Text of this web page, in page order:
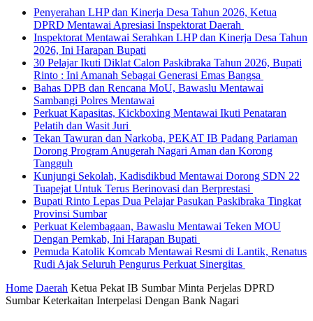
Penyerahan LHP dan Kinerja Desa Tahun 2026, Ketua
DPRD Mentawai Apresiasi Inspektorat Daerah
Inspektorat Mentawai Serahkan LHP dan Kinerja Desa Tahun
2026, Ini Harapan Bupati
30 Pelajar Ikuti Diklat Calon Paskibraka Tahun 2026, Bupati
Rinto : Ini Amanah Sebagai Generasi Emas Bangsa
Bahas DPB dan Rencana MoU, Bawaslu Mentawai
Sambangi Polres Mentawai
Perkuat Kapasitas, Kickboxing Mentawai Ikuti Penataran
Pelatih dan Wasit Juri
Tekan Tawuran dan Narkoba, PEKAT IB Padang Pariaman
Dorong Program Anugerah Nagari Aman dan Korong
Tangguh
Kunjungi Sekolah, Kadisdikbud Mentawai Dorong SDN 22
Tuapejat Untuk Terus Berinovasi dan Berprestasi
Bupati Rinto Lepas Dua Pelajar Pasukan Paskibraka Tingkat
Provinsi Sumbar
Perkuat Kelembagaan, Bawaslu Mentawai Teken MOU
Dengan Pemkab, Ini Harapan Bupati
Pemuda Katolik Komcab Mentawai Resmi di Lantik, Renatus
Rudi Ajak Seluruh Pengurus Perkuat Sinergitas
Home Daerah Ketua Pekat IB Sumbar Minta Perjelas DPRD
Sumbar Keterkaitan Interpelasi Dengan Bank Nagari